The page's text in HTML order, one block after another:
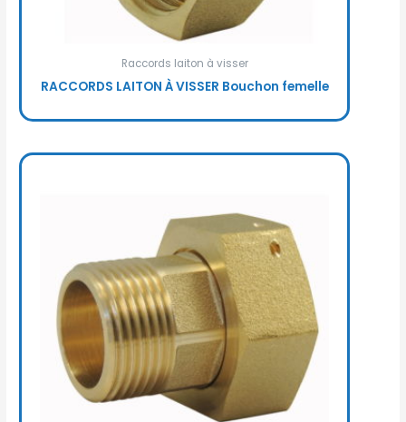
Raccords laiton à visser
RACCORDS LAITON À VISSER Bouchon femelle